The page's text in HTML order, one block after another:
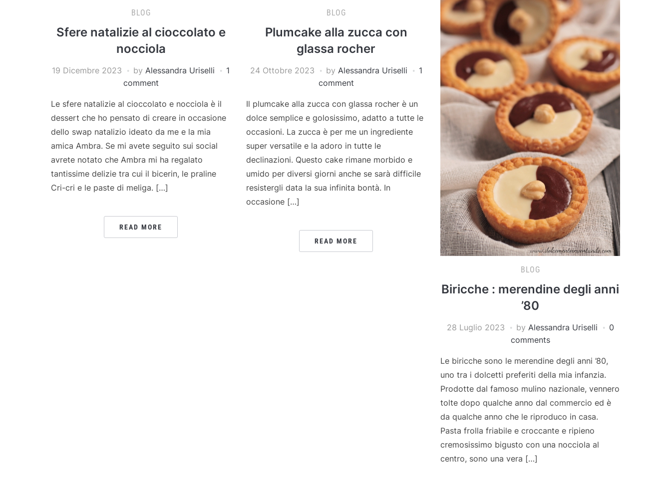
BLOG
Sfere natalizie al cioccolato e
nocciola
19 Dicembre 2023 by Alessandra Uriselli
1
comment
Le sfere natalizie al cioccolato e nocciola è il
dessert che ho pensato di creare in occasione
dello swap natalizio ideato da me e la mia
amica Ambra. Se mi avete seguito sui social
avrete notato che Ambra mi ha regalato
tantissime delizie tra cui il bicerin, le praline
Cri-cri e le paste di meliga. […]
READ MORE
BLOG
Plumcake alla zucca con
glassa rocher
24 Ottobre 2023 by Alessandra Uriselli
1
comment
Il plumcake alla zucca con glassa rocher è un
dolce semplice e golosissimo, adatto a tutte le
occasioni. La zucca è per me un ingrediente
super versatile e la adoro in tutte le
declinazioni. Questo cake rimane morbido e
umido per diversi giorni anche se sarà difficile
resistergli data la sua infinita bontà. In
occasione […]
READ MORE
BLOG
Biricche : merendine degli anni
’80
28 Luglio 2023 by Alessandra Uriselli
0
comments
Le biricche sono le merendine degli anni ’80,
uno tra i dolcetti preferiti della mia infanzia.
Prodotte dal famoso mulino nazionale, vennero
tolte dopo qualche anno dal commercio ed è
da qualche anno che le riproduco in casa.
Pasta frolla friabile e croccante e ripieno
cremosissimo bigusto con una nocciola al
centro, sono una vera […]